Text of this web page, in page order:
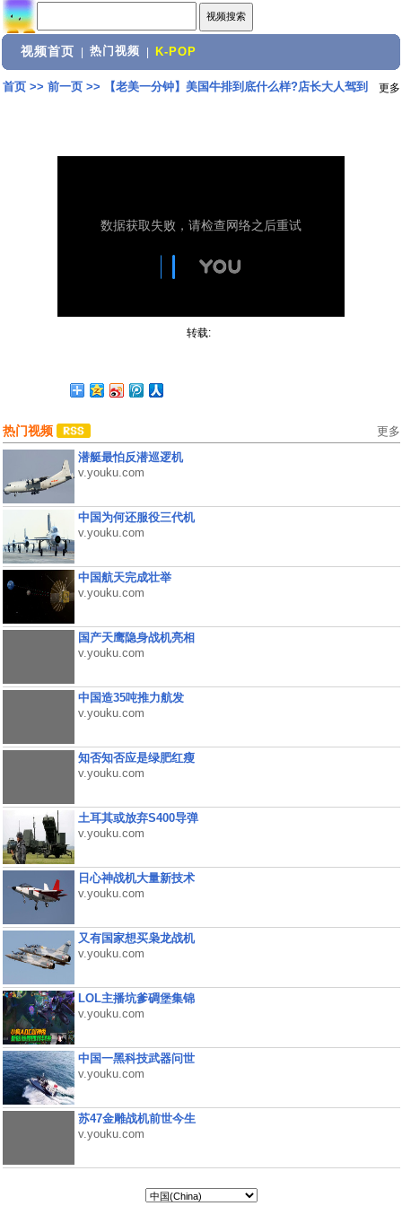
视频首页 热门视频 K-POP
首页>> 前一页>> 【老美一分钟】美国牛排到底什么样?店长大人驾到 更多
转载:
热门视频 更多
潜艇最怕反潜巡逻机
v.youku.com
中国为何还服役三代机
v.youku.com
中国航天完成壮举
v.youku.com
国产天鹰隐身战机亮相
v.youku.com
中国造35吨推力航发
v.youku.com
知否知否应是绿肥红瘦
v.youku.com
土耳其或放弃S400导弹
v.youku.com
日心神战机大量新技术
v.youku.com
又有国家想买枭龙战机
v.youku.com
LOL主播坑爹碉堡集锦
v.youku.com
中国一黑科技武器问世
v.youku.com
苏47金雕战机前世今生
v.youku.com